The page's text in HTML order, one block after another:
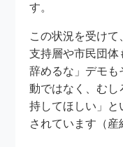
す。
この状況を受け
支持層や市民団体
辞めるな」デモも
動ではなく、むし
持してほしい」と
されています（産